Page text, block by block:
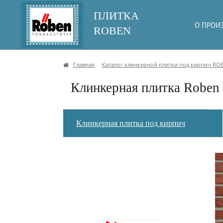
ПЛИТКА
ROBEN
О
Главная Каталог клинкерной плитки под кирпич
Клинкерная плитка
Клинкерная плитка под кирпич